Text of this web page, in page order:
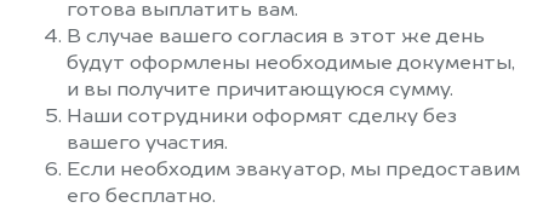
готова выплатить вам.
В случае вашего согласия в этот же день
будут оформлены необходимые документы,
и вы получите причитающуюся сумму.
Наши сотрудники оформят сделку без
вашего участия.
Если необходим эвакуатор, мы предоставим
его бесплатно.